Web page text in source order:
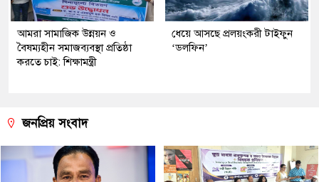
আমরা সামাজিক উন্নয়ন ও
বৈষম্যহীন সমাজব্যবস্থা প্রতিষ্ঠা
করতে চাই: শিক্ষামন্ত্রী
ধেয়ে আসছে প্রলয়ংকরী টাইফুন
‌‘ডলফিন’
জনপ্রিয় সংবাদ